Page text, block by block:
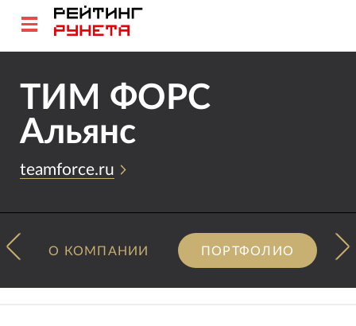
ТИМ ФОРС
Альянс
teamforce.ru
О КОМПАНИИ ПОРТФОЛИО